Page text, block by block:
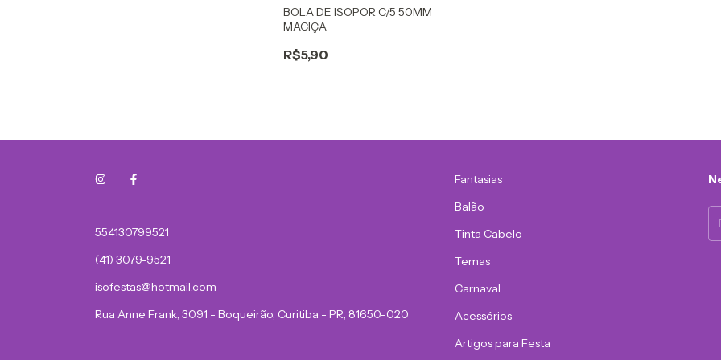
BOLA DE ISOPOR C/5 50MM
MACIÇA
R$5,90
554130799521
(41) 3079-9521
isofestas@hotmail.com
Rua Anne Frank, 3091 - Boqueirão, Curitiba - PR, 81650-020
Fantasias
Balão
Tinta Cabelo
Temas
Carnaval
Acessórios
Artigos para Festa